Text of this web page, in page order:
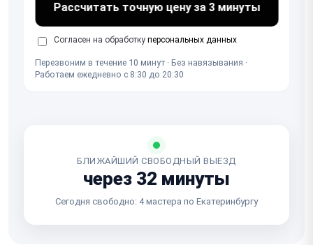
Рассчитать точную цену за 3 минуты
Согласен на обработку персональных данных
Перезвоним в течение 10 минут · Без навязывания ·
Работаем ежедневно с 8:30 до 20:30
БЛИЖАЙШИЙ СВОБОДНЫЙ ВЫЕЗД
через 32 минуты
Сегодня свободно: 4 мастера по Екатеринбургу